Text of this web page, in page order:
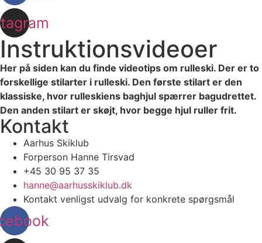
Instruktionsvideoer
Her på siden kan du finde videotips om rulleski. Der er to
forskellige stilarter i rulleski. Den første stilart er den
klassiske, hvor rulleskiens baghjul spærrer bagudrettet.
Den anden stilart er skøjt, hvor begge hjul ruller frit.
Kontakt
Aarhus Skiklub
Forperson Hanne Tirsvad
+45 30 95 37 35
hanne@aarhusskiklub.dk
Kontakt venligst udvalg for konkrete spørgsmål